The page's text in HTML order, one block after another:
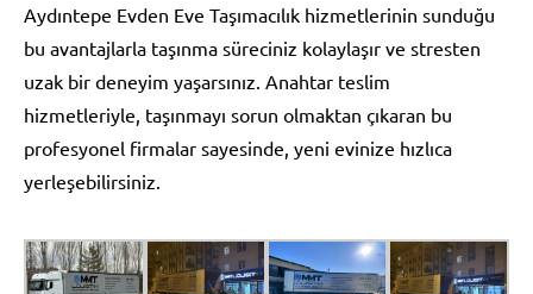
Aydıntepe Evden Eve Taşımacılık hizmetlerinin sunduğu
bu avantajlarla taşınma süreciniz kolaylaşır ve stresten
uzak bir deneyim yaşarsınız. Anahtar teslim
hizmetleriyle, taşınmayı sorun olmaktan çıkaran bu
profesyonel firmalar sayesinde, yeni evinize hızlıca
yerleşebilirsiniz.